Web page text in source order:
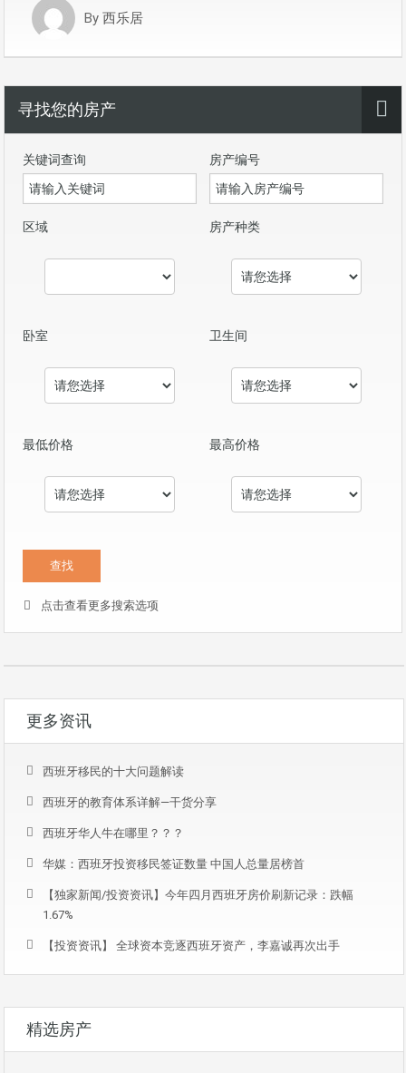
By 西乐居
寻找您的房产
关键词查询 房产编号
区域 房产种类
卧室 卫生间
最低价格 最高价格
点击查看更多搜索选项
更多资讯
西班牙移民的十大问题解读
西班牙的教育体系详解—干货分享
西班牙华人牛在哪里？？？
华媒：西班牙投资移民签证数量 中国人总量居榜首
【独家新闻/投资资讯】今年四月西班牙房价刷新记录：跌幅
1.67%
【投资资讯】 全球资本竞逐西班牙资产，李嘉诚再次出手
精选房产